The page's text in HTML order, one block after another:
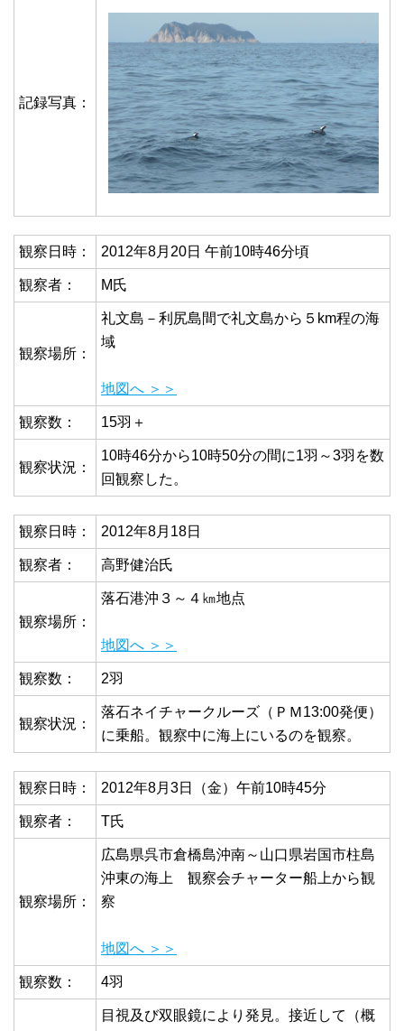
記録写真：
観察日時： 2012年8月20日 午前10時46分頃
観察者： M氏
観察場所：
礼文島－利尻島間で礼文島から５km程の海
域
地図へ ＞＞
観察数： 15羽＋
観察状況：
10時46分から10時50分の間に1羽～3羽を数
回観察した。
観察日時： 2012年8月18日
観察者： 高野健治氏
観察場所：
落石港沖３～４㎞地点
地図へ ＞＞
観察数： 2羽
観察状況：
落石ネイチャークルーズ（ＰＭ13:00発便）
に乗船。観察中に海上にいるのを観察。
観察日時： 2012年8月3日（金）午前10時45分
観察者： T氏
観察場所：
広島県呉市倉橋島沖南～山口県岩国市柱島
沖東の海上 観察会チャーター船上から観
察
地図へ ＞＞
観察数： 4羽
目視及び双眼鏡により発見。接近して（概